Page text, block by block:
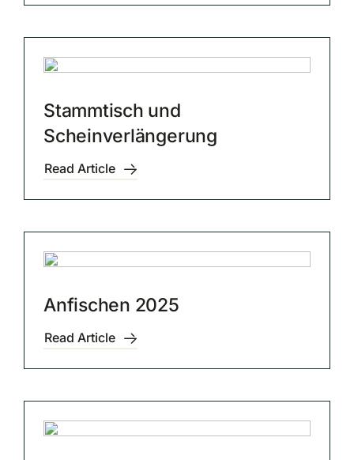
Stammtisch und
Scheinverlängerung
Read Article
Anfischen 2025
Read Article